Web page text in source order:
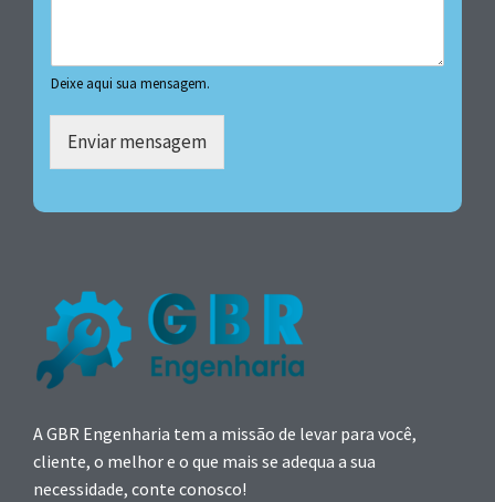
Deixe aqui sua mensagem.
Enviar mensagem
A GBR Engenharia tem a missão de levar para você,
cliente, o melhor e o que mais se adequa a sua
necessidade, conte conosco!